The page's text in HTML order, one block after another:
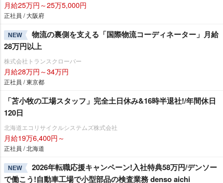
月給25万円～25万5,000円
正社員 / 大阪府
NEW
物流の裏側を支える「国際物流コーディネーター」月給
28万円以上
株式会社トランスクローバー
月給28万円～34万円
正社員 / 東京都
「苫小牧の工場スタッフ」完全土日休み&16時半退社!/年間休日
120日
北海道エコリサイクルシステムズ株式会社
月給19万6,400円～
正社員 / 北海道
NEW
2026年転職応援キャンペーン!入社特典58万円/デンソー
で働こう!自動車工場で小型部品の検査業務 denso aichi